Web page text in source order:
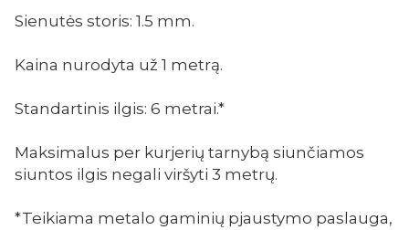
Sienutės storis: 1.5 mm.
Kaina nurodyta už 1 metrą.
Standartinis ilgis: 6 metrai.*
Maksimalus per kurjerių tarnybą siunčiamos
siuntos ilgis negali viršyti 3 metrų.
*Teikiama metalo gaminių pjaustymo paslauga,